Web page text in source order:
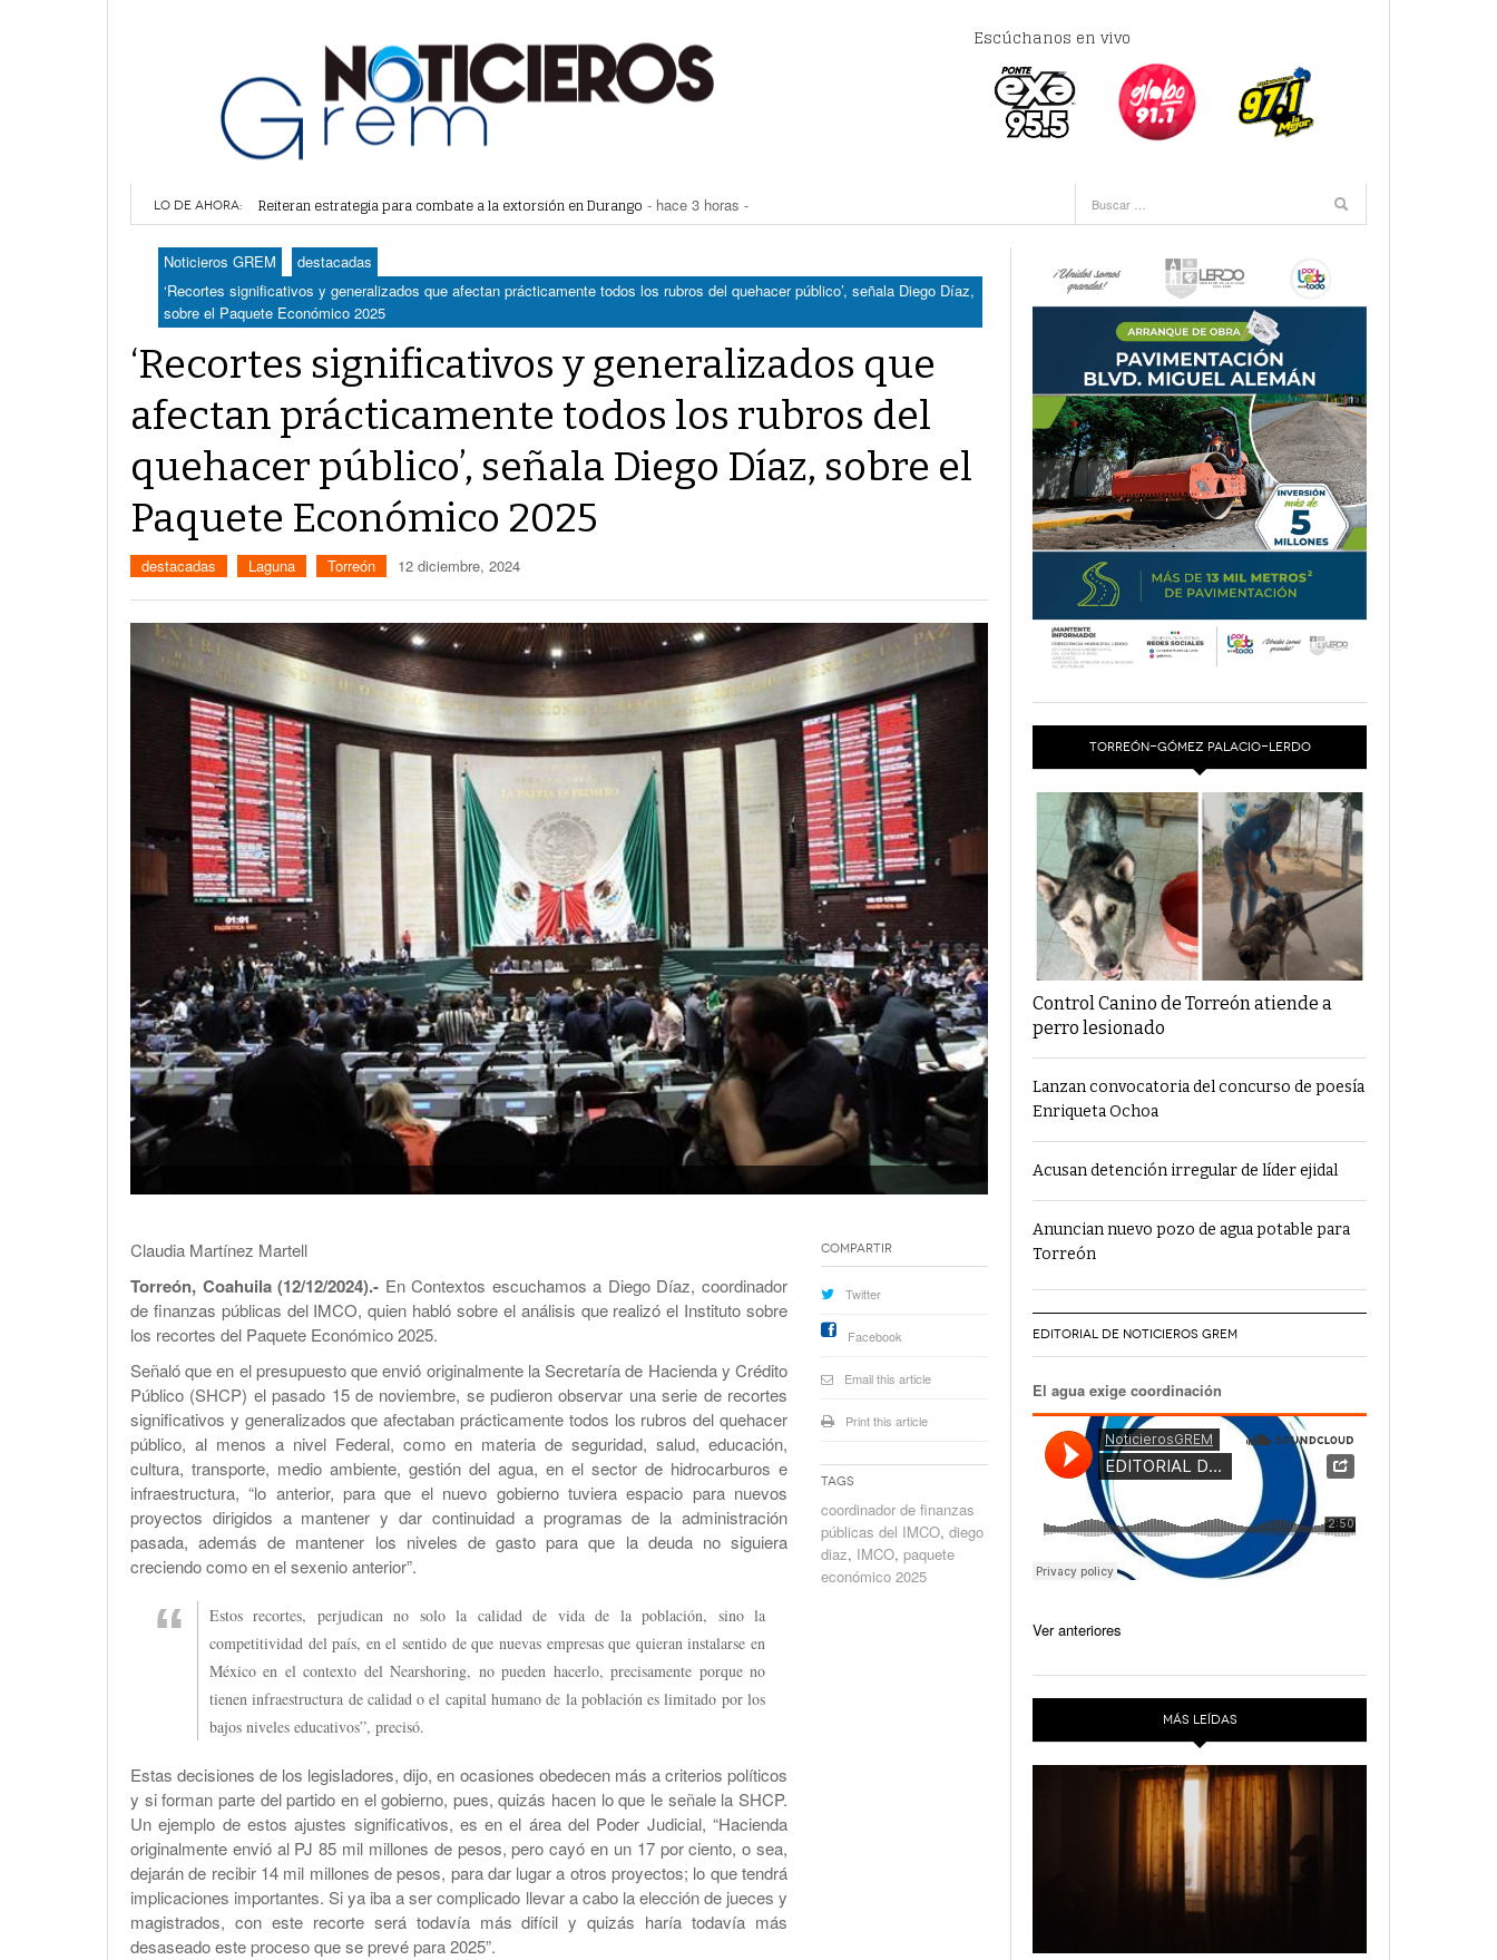
Escúchanos en vivo
LO DE AHORA: Reiteran estrategia para combate a la extorsión en Durango - hace 3 horas -
Por falta de agua, vecinos de Villa Zaragoza bloquearon Mieleras- hace 3 horas -
Plantean fideicomiso federal para operar Agua Saludable
Detienen a juez del Tribunal Superior de Justicia de Durango por presunto cohecho- hace 4 horas -
Noticieros GREM
destacadas
‘Recortes significativos y generalizados que afectan prácticamente todos los rubros del quehacer público’, señala Diego Díaz,
sobre el Paquete Económico 2025
‘Recortes significativos y generalizados que
afectan prácticamente todos los rubros del
quehacer público’, señala Diego Díaz, sobre el
Paquete Económico 2025
destacadas Laguna Torreón 12 diciembre, 2024
Claudia Martínez Martell
Torreón, Coahuila (12/12/2024).- En Contextos escuchamos a Diego Díaz, coordinador
de finanzas públicas del IMCO, quien habló sobre el análisis que realizó el Instituto sobre
los recortes del Paquete Económico 2025.
Señaló que en el presupuesto que envió originalmente la Secretaría de Hacienda y Crédito
Público (SHCP) el pasado 15 de noviembre, se pudieron observar una serie de recortes
significativos y generalizados que afectaban prácticamente todos los rubros del quehacer
público, al menos a nivel Federal, como en materia de seguridad, salud, educación,
cultura, transporte, medio ambiente, gestión del agua, en el sector de hidrocarburos e
infraestructura, “lo anterior, para que el nuevo gobierno tuviera espacio para nuevos
proyectos dirigidos a mantener y dar continuidad a programas de la administración
pasada, además de mantener los niveles de gasto para que la deuda no siguiera
creciendo como en el sexenio anterior”.
Estos recortes, perjudican no solo la calidad de vida de la población, sino la
competitividad del país, en el sentido de que nuevas empresas que quieran instalarse en
México en el contexto del Nearshoring, no pueden hacerlo, precisamente porque no
tienen infraestructura de calidad o el capital humano de la población es limitado por los
bajos niveles educativos”, precisó.
Estas decisiones de los legisladores, dijo, en ocasiones obedecen más a criterios políticos
y si forman parte del partido en el gobierno, pues, quizás hacen lo que le señale la SHCP.
Un ejemplo de estos ajustes significativos, es en el área del Poder Judicial, “Hacienda
originalmente envió al PJ 85 mil millones de pesos, pero cayó en un 17 por ciento, o sea,
dejarán de recibir 14 mil millones de pesos, para dar lugar a otros proyectos; lo que tendrá
implicaciones importantes. Si ya iba a ser complicado llevar a cabo la elección de jueces y
magistrados, con este recorte será todavía más difícil y quizás haría todavía más
desaseado este proceso que se prevé para 2025”.
Compartir
Twitter
Facebook
Email this article
Print this article
Tags
coordinador de finanzas
públicas del IMCO, diego
diaz, IMCO, paquete
económico 2025
TORREÓN-GÓMEZ PALACIO-LERDO
Control Canino de Torreón atiende a
perro lesionado
Lanzan convocatoria del concurso de poesía
Enriqueta Ochoa
Acusan detención irregular de líder ejidal
Anuncian nuevo pozo de agua potable para
Torreón
EDITORIAL DE NOTICIEROS GREM
El agua exige coordinación
Ver anteriores
MÁS LEÍDAS